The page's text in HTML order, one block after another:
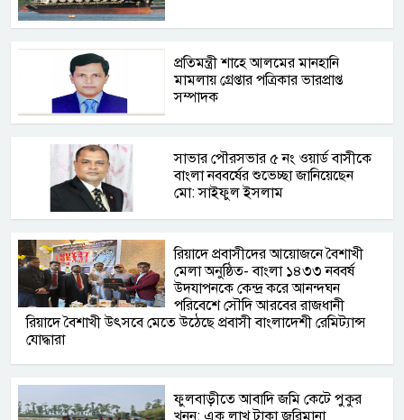
প্রতিমন্ত্রী শাহে আলমের মানহানি
মামলায় গ্রেপ্তার পত্রিকার ভারপ্রাপ্ত
সম্পাদক
সাভার পৌরসভার ৫ নং ওয়ার্ড বাসীকে
বাংলা নববর্ষের শুভেচ্ছা জানিয়েছেন
মো: সাইফুল ইসলাম
রিয়াদে প্রবাসীদের আয়োজনে বৈশাখী
মেলা অনুষ্ঠিত- বাংলা ১৪৩৩ নববর্ষ
উদযাপনকে কেন্দ্র করে আনন্দঘন
পরিবেশে সৌদি আরবের রাজধানী
রিয়াদে বৈশাখী উৎসবে মেতে উঠেছে প্রবাসী বাংলাদেশী রেমিট্যান্স
যোদ্ধারা
ফুলবাড়ীতে আবাদি জমি কেটে পুকুর